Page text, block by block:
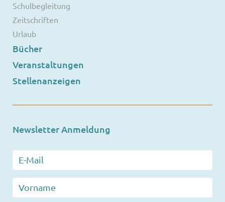
Schulbegleitung
Zeitschriften
Urlaub
Bücher
Veranstaltungen
Stellenanzeigen
Newsletter Anmeldung